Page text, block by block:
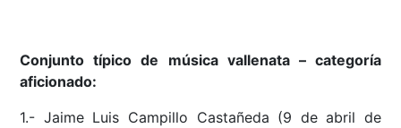
Conjunto típico de música vallenata – categoría
aficionado:
1.- Jaime Luis Campillo Castañeda (9 de abril de